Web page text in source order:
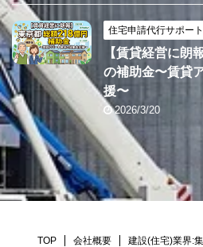
住宅申請代行サポート
【賃貸経営に朗
の補助金〜賃貸
援〜
2026/3/20
TOP 会社概要 建設(住宅)業界: